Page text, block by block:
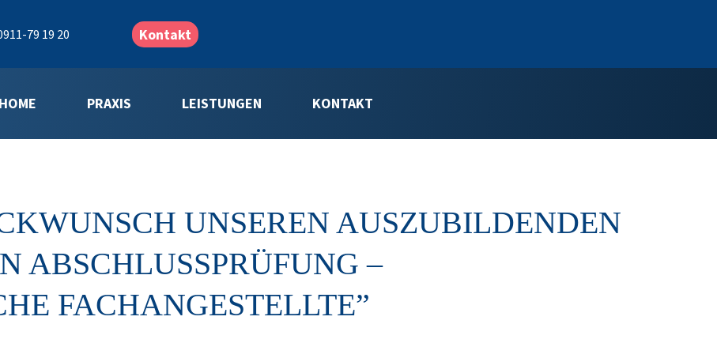
79 19 20 Kontakt
HOME PRAXIS LEISTUNGEN KONTAKT
UNSEREN AUSZUBILDENDEN
ABSCHLUSSPRÜFUNG –
FACHANGESTELLTE”